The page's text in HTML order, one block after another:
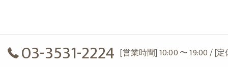
03-3531-2224 [営業時間] 10:00 〜 19:00 / [